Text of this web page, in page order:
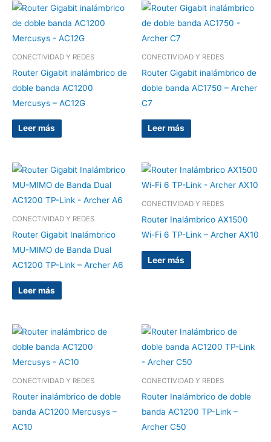
CONECTIVIDAD Y REDES
Router Gigabit inalámbrico de
doble banda AC1200
Mercusys – AC12G
Leer más
CONECTIVIDAD Y REDES
Router Gigabit inalámbrico de
doble banda AC1750 – Archer
C7
Leer más
CONECTIVIDAD Y REDES
Router Gigabit Inalámbrico
MU-MIMO de Banda Dual
AC1200 TP-Link – Archer A6
Leer más
CONECTIVIDAD Y REDES
Router Inalámbrico AX1500
Wi-Fi 6 TP-Link – Archer AX10
Leer más
CONECTIVIDAD Y REDES
Router inalámbrico de doble
banda AC1200 Mercusys –
AC10
CONECTIVIDAD Y REDES
Router Inalámbrico de doble
banda AC1200 TP-Link –
Archer C50